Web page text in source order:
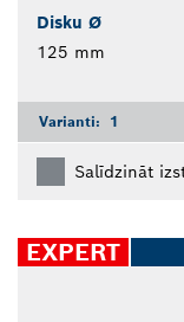
Disku Ø
125 mm
Varianti: 1
Salīdzināt
EXPERT